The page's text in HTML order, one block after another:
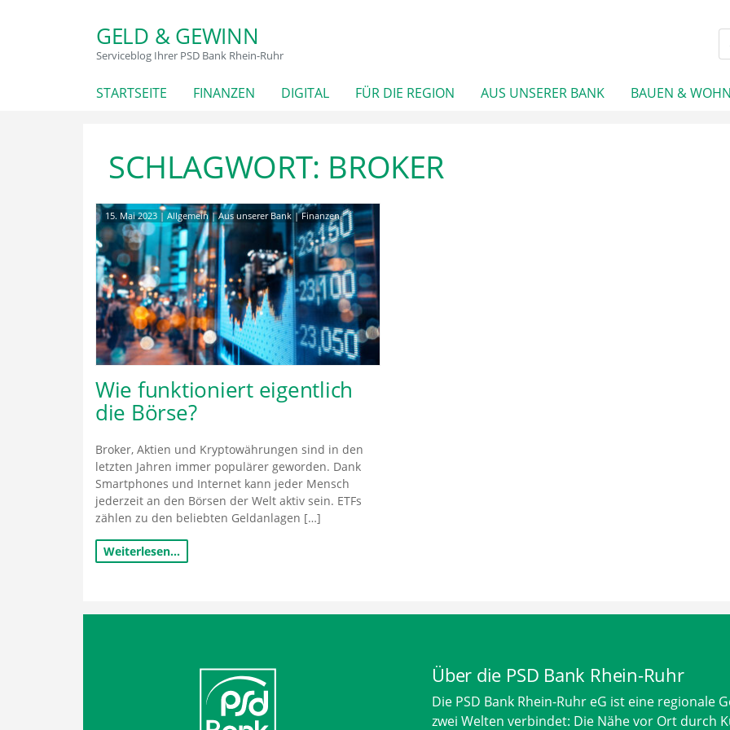
GELD & GEWINN
Serviceblog Ihrer PSD Bank Rhein-Ruhr
STARTSEITE FINANZEN DIGITAL FÜR DIE REGION AUS UNSERER BANK BAUEN &
SCHLAGWORT: BROKER
15. Mai 2023 |Allgemein|Aus unserer Bank |Finanzen
Wie funktioniert eigentlich
die Börse?
Broker, Aktien und Kryptowährungen sind in den
letzten Jahren immer populärer geworden. Dank
Smartphones und Internet kann jeder Mensch
jederzeit an den Börsen der Welt aktiv sein. ETFs
zählen zu den beliebten Geldanlagen […]
Weiterlesen…
Über die PSD Bank Rhein-Ruhr
Die PSD Bank Rhein-Ruhr eG ist eine regionale
zwei Welten verbindet: Die Nähe vor Ort durch